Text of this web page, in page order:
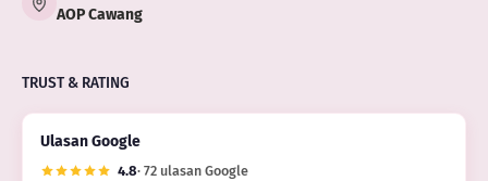
AOP Cawang
TRUST & RATING
Ulasan Google
4.8· 72 ulasan Google